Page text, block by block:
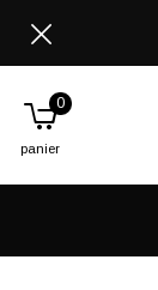
panier
0